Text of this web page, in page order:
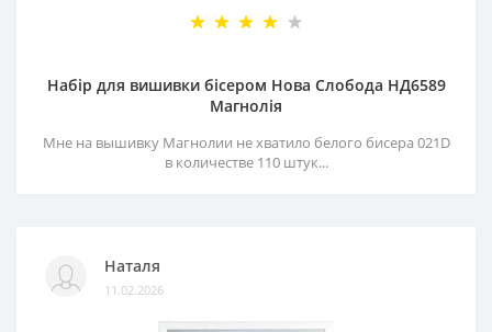
Набір для вишивки бісером Нова Слобода НД6589
Магнолія
Мне на вышивку Магнолии не хватило белого бисера 021D
в количестве 110 штук...
Наталя
11.02.2026